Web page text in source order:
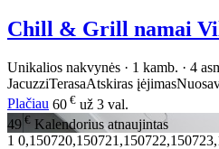
Chill & Grill namai
Unikalios nakvynės · 1 kamb. · 4
JacuzziTerasaAtskiras įėjimas
Plačiau 60 € už 3 val.
49 € Kalendorius atnaujintas
1